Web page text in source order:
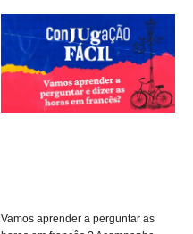
Vamos aprender a perguntar as